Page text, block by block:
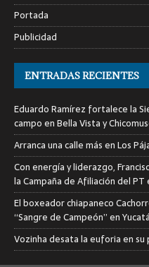
Portada
Publicidad
ENTRADAS RECIENTES
Eduardo Ramírez fortalece la
campo en Bella Vista y
Arranca una calle más en Los
Con energía y liderazgo,
la Campaña de Afiliación del PT
El boxeador chiapaneco
“Sangre de Campeón” en
Vozinha desata la euforia en